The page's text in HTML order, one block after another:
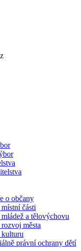
o občany
části
a tělovýchovu
města
právní ochrany dětí